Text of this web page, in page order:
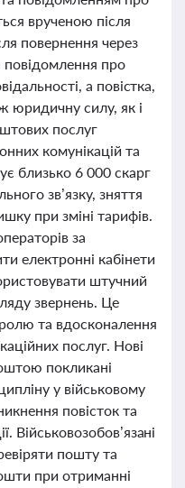
врученою після
повернення через
повідомлення про
а повістка,
юридичну силу, як і
послуг
комунікацій та
близько 6 000 скарг
зв’язку, зняття
при зміні тарифів.
за
електронні кабінети
штучний
звернень. Це
та вдосконалення
послуг. Нові
покликані
у військовому
повісток та
Військовозобов’язані
пошту та
при отриманні